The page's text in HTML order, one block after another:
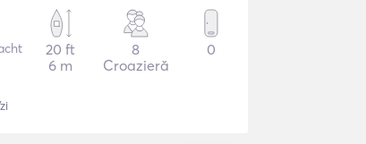
20 ft
6 m
8
Croazieră
0